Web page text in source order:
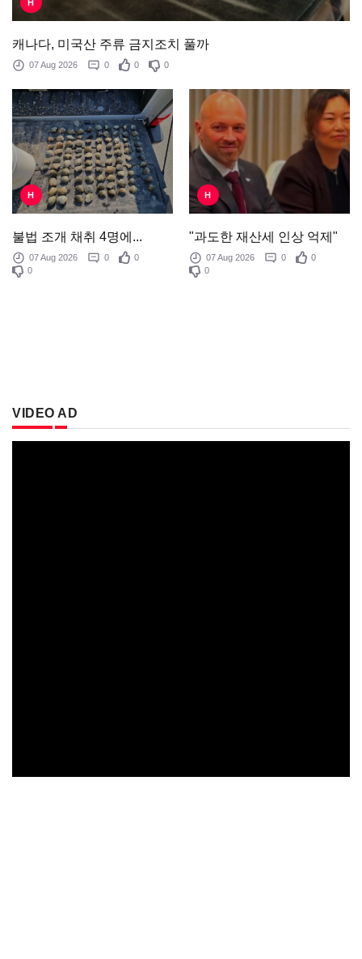
H
캐나다, 미국산 주류 금지조치 풀까
07 Aug 2026 0 0 0
H
불법 조개 채취 4명에...
07 Aug 2026 0
0
0
H
"과도한 재산세 인상 억제"
07 Aug 2026 0
0
0
VIDEO AD